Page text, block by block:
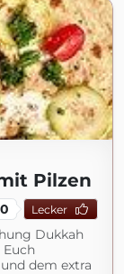
Pilzen
0 Lecker
Dukkah
dem extra